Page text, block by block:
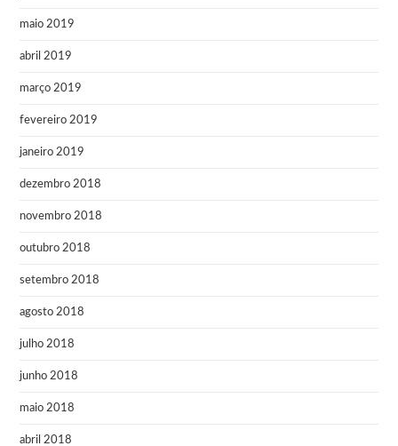
maio 2019
abril 2019
março 2019
fevereiro 2019
janeiro 2019
dezembro 2018
novembro 2018
outubro 2018
setembro 2018
agosto 2018
julho 2018
junho 2018
maio 2018
abril 2018